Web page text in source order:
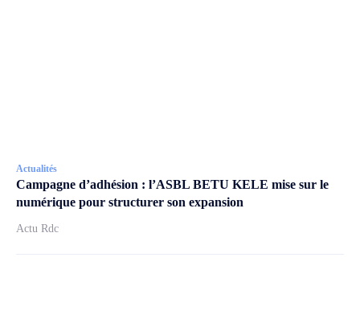
Actualités
Campagne d’adhésion : l’ASBL BETU KELE mise sur le
numérique pour structurer son expansion
Actu Rdc